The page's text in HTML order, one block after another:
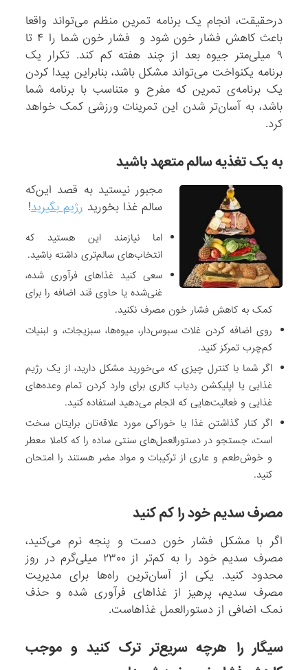
درحقیقت، انجام یک برنامه تمرین منظم می‌تواند واقعا
باعث کاهش فشار خون شود و فشار خون شما را ۴ تا
۹ میلی‌متر جیوه بعد از چند هفته کم کند. تکرار یک
برنامه یکنواخت می‌تواند مشکل باشد، بنابراین پیدا کردن
یک برنامه‌ی تمرین که مفرح و متناسب با برنامه شما
باشد، به آسان‌تر شدن این تمرینات ورزشی کمک خواهد
کرد.
به یک تغذیه سالم متعهد باشید
مجبور نیستید به قصد این‌که
سالم غذا بخوریدرژیم بگیرید!
اما نیازمند این هستید که
انتخاب‌های سالم‌تری داشته باشید.
سعی کنید غذاهای فرآوری شده،
غنی‌شده یا حاوی قند اضافه را برای
کمک به کاهش فشار خون مصرف نکنید.
روی اضافه‌ کردن غلات سبوس‌دار، میوه‌ها، سبزیجات، و لبنیات
کم‌چرب تمرکز کنید.
اگر شما با کنترل چیزی که می‌خورید مشکل دارید، از یک رژیم
غذایی یا اپلیکشن ردیاب کالری برای وارد کردن تمام وعده‌های
غذایی و فعالیت‌هایی که انجام می‌دهید استفاده کنید.
اگر کنار گذاشتن غذا یا خوراکی مورد علاقه‌تان برایتان سخت
است، جستجو در دستورالعمل‌های سنتی ساده‌ را که کاملا معطر
و خوش‌طعم و عاری از ترکیبات و مواد مضر هستند را امتحان
کنید.
مصرف سدیم خود را کم کنید
اگر با مشکل فشار خون دست و پنجه نرم می‌کنید،
مصرف سدیم خود را به کم‌تر از ۲۳۰۰ میلی‌گرم در روز
محدود کنید. یکی از آسان‌ترین راه‌ها برای مدیریت
مصرف سدیم، پرهیز از غذاهای فرآوری شده و حذف
نمک اضافی از دستورالعمل‌ غذاهاست.
سیگار را هر‌چه سریع‌تر ترک کنید و موجب